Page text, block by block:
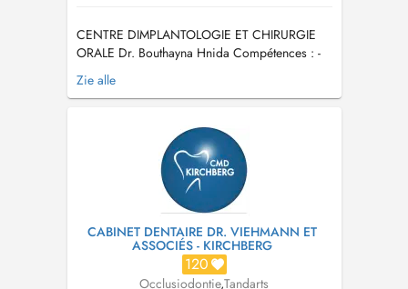
CENTRE DIMPLANTOLOGIE ET CHIRURGIE
ORALE Dr. Bouthayna Hnida Compétences : -
Orthodontie par Aligneurs / Fixe / EF -
Chirurgie Orale - Trouble ATM et Bruxisme -
actes : chirurgie des dents de sagesse-
extractions dentaire - Chirurgie pré-im...
Zie alle
CABINET DENTAIRE DR. VIEHMANN ET
ASSOCIÉS - KIRCHBERG
120
Occlusiodontie,Tandarts